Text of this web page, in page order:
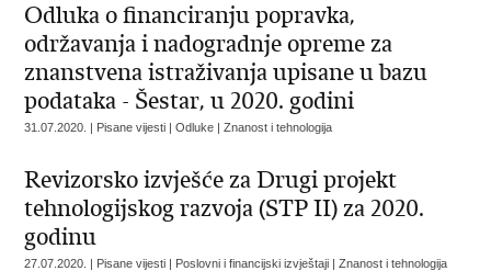
Odluka o financiranju popravka,
održavanja i nadogradnje opreme za
znanstvena istraživanja upisane u bazu
podataka - Šestar, u 2020. godini
31.07.2020. | Pisane vijesti | Odluke | Znanost i tehnologija
Revizorsko izvješće za Drugi projekt
tehnologijskog razvoja (STP II) za 2020.
godinu
27.07.2020. | Pisane vijesti | Poslovni i financijski izvještaji | Znanost i tehnologija